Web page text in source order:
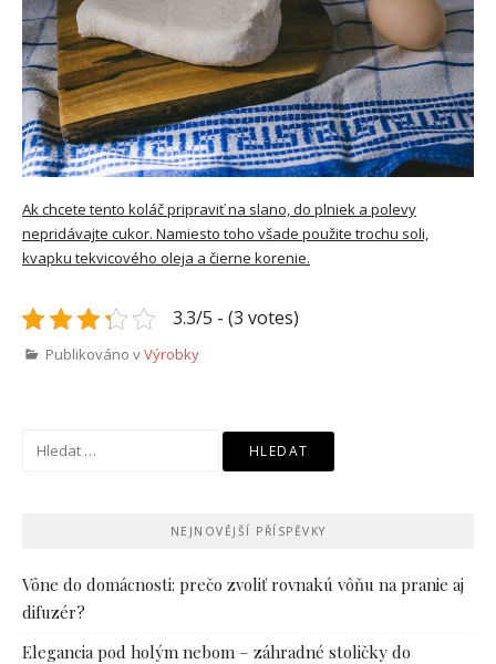
Ak chcete tento koláč pripraviť na slano, do plniek a polevy
nepridávajte cukor. Namiesto toho všade použite trochu soli,
kvapku tekvicového oleja a čierne korenie.
3.3/5 - (3 votes)
Publikováno vVýrobky
NEJNOVĚJŠÍ PŘÍSPĚVKY
Vône do domácnosti: prečo zvoliť rovnakú vôňu na pranie aj
difuzér?
Elegancia pod holým nebom – záhradné stoličky do